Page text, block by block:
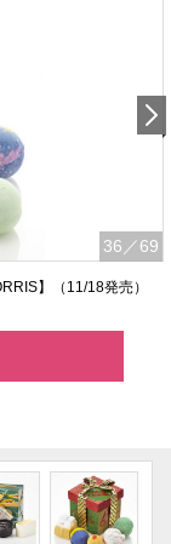
36 ／69
】（11/18発売）